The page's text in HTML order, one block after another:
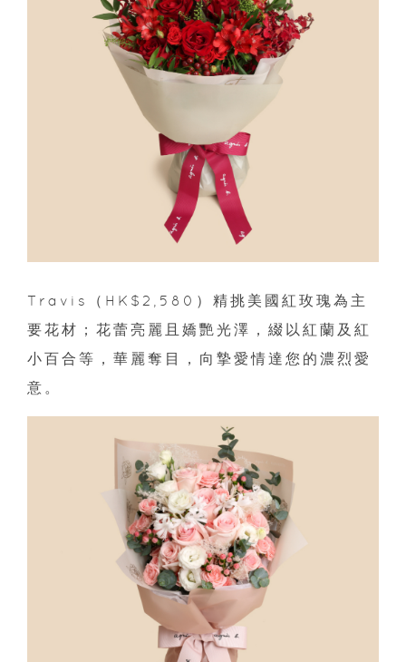
Travis（HK$2,580）精挑美國紅玫瑰為主
要花材；花蕾亮麗且嬌艷光澤，綴以紅蘭及紅
小百合等，華麗奪目，向摯愛情達您的濃烈愛
意。